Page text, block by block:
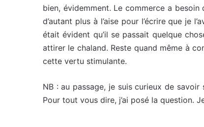
bien, évidemment. Le commerce a besoin
d’autant plus à l’aise pour l’écrire que je
était évident qu’il se passait quelque
attirer le chaland. Reste quand même à
cette vertu stimulante.
NB : au passage, je suis curieux de
Pour tout vous dire, j’ai posé la question.